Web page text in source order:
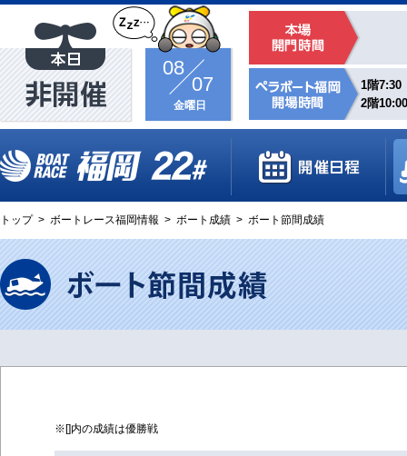
08
07
金曜日
1階7:30
2階10:00
トップ > ボートレース福岡情報 > ボート成績 > ボート節間成績
※[]内の成績は優勝戦